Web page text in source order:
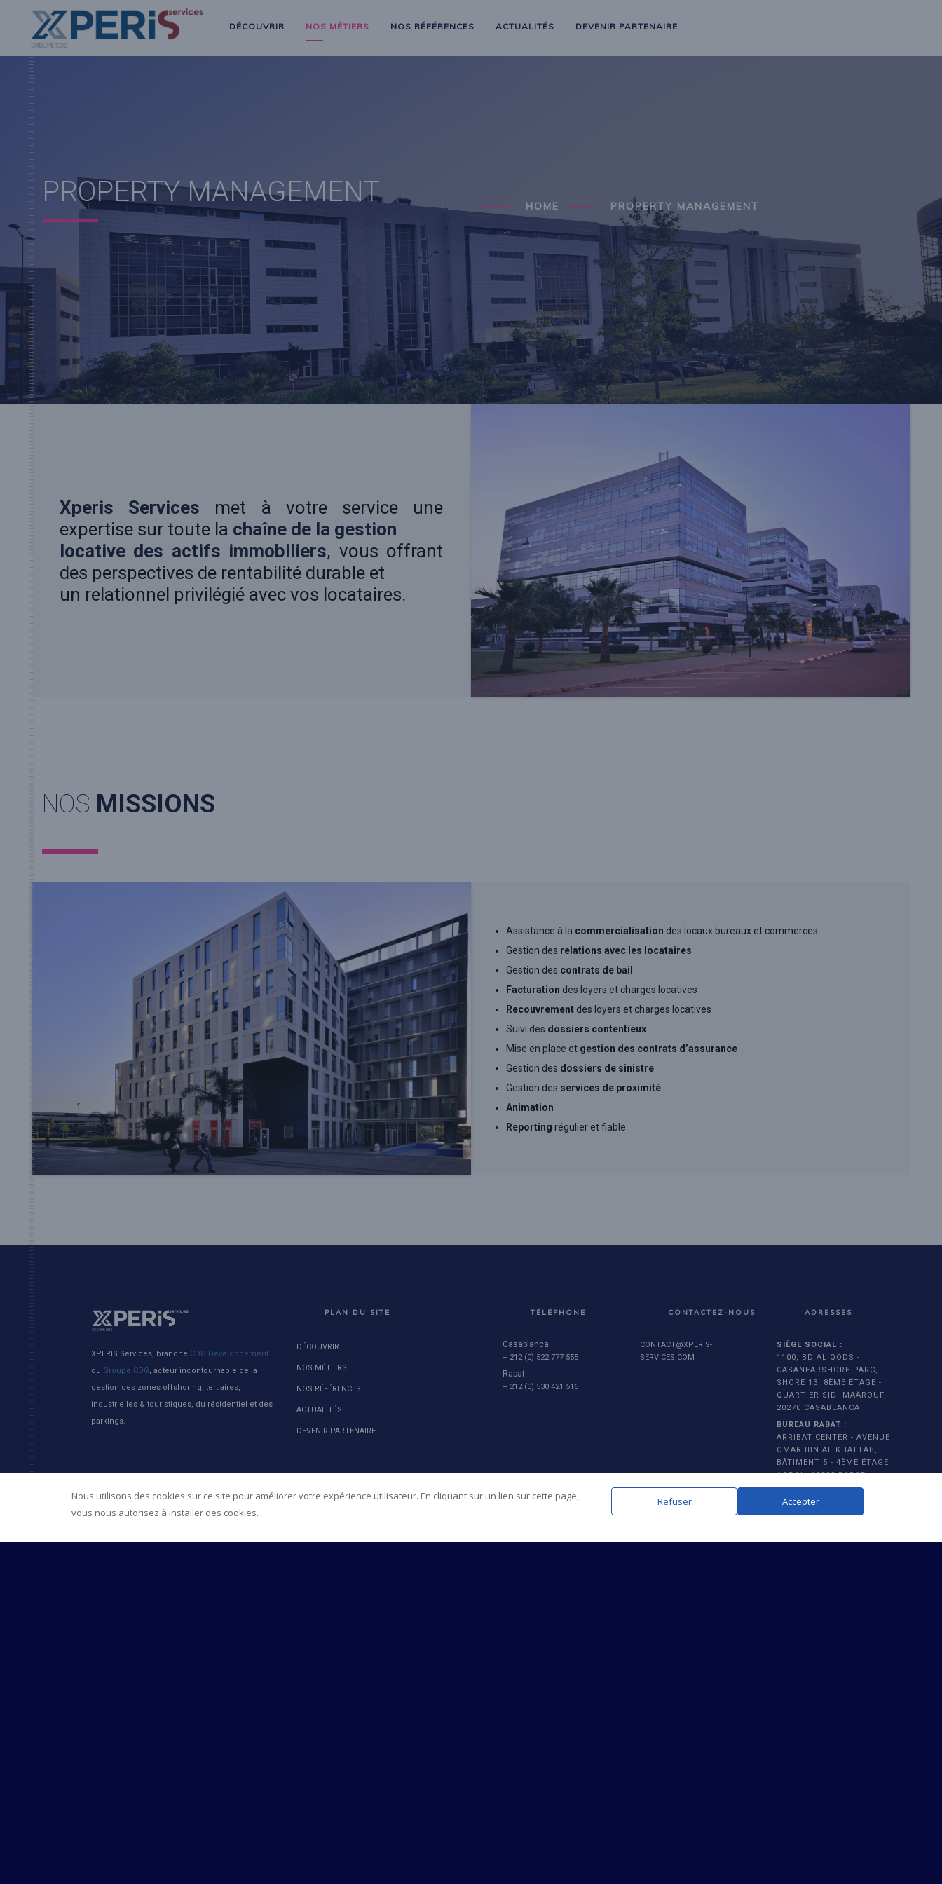
DÉCOUVRIR NOS MÉTIERS NOS RÉFÉRENCES ACTUALITÉS DEVENIR PARTENAIRE
PROPERTY MANAGEMENT HOME PROPERTY MANAGEMENT
Xperis Services met à votre service une
expertise sur toute la chaîne de la gestion
locative des actifs immobiliers, vous offrant
des perspectives de rentabilité durable et
un relationnel privilégié avec vos locataires.
NOS MISSIONS
Assistance à la commercialisation des locaux bureaux et commerces
Gestion des relations avec les locataires
Gestion des contrats de bail
Facturation des loyers et charges locatives
Recouvrement des loyers et charges locatives
Suivi des dossiers contentieux
Mise en place et gestion des contrats d’assurance
Gestion des dossiers de sinistre
Gestion des services de proximité
Animation
Reporting régulier et fiable
XPERIS Services, branche CDG Développement
du Groupe CDG, acteur incontournable de la
gestion des zones offshoring, tertiaires,
industrielles & touristiques, du résidentiel et des
parkings.
PLAN DU SITE
DÉCOUVRIR
NOS MÉTIERS
NOS RÉFÉRENCES
ACTUALITÉS
DEVENIR PARTENAIRE
TÉLÉPHONE
Casablanca :
+ 212 (0) 522 777 555
Rabat :
+ 212 (0) 530 421 516
CONTACTEZ-NOUS
CONTACT@XPERIS-
SERVICES.COM
ADRESSES
SIÈGE SOCIAL :
1100, BD AL QODS -
CASANEARSHORE PARC,
SHORE 13, 8ÈME ÉTAGE -
QUARTIER SIDI MAÂROUF,
20270 CASABLANCA
BUREAU RABAT :
ARRIBAT CENTER - AVENUE
OMAR IBN AL KHATTAB,
BÂTIMENT 5 - 4ÈME ÉTAGE
AGDAL, 10090 RABAT
© XPERIS SERVICES 2023. ALL RIGHTS RESERVED.
Nous utilisons des cookies sur ce site pour améliorer votre expérience utilisateur. En cliquant sur un lien sur cette page,
vous nous autorisez à installer des cookies.
Refuser Accepter